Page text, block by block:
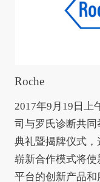
Roche
2017年9月19日上
司与罗氏诊断共同
典礼暨揭牌仪式
崭新合作模式将
平台的创新产品